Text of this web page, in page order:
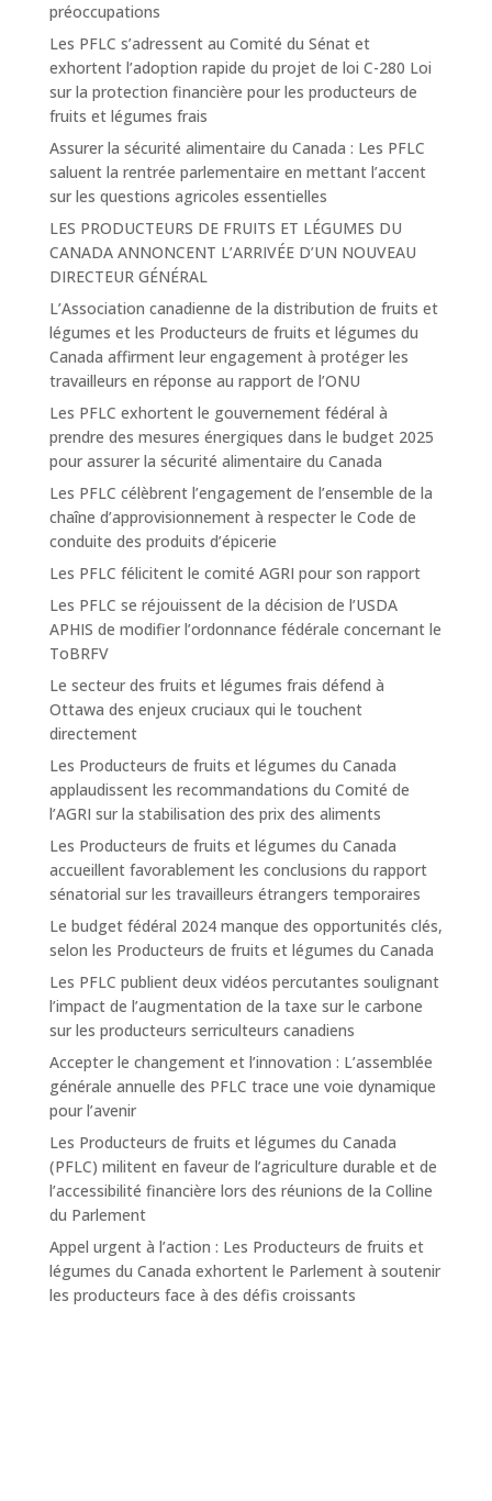
préoccupations
Les PFLC s’adressent au Comité du Sénat et
exhortent l’adoption rapide du projet de loi C-280 Loi
sur la protection financière pour les producteurs de
fruits et légumes frais
Assurer la sécurité alimentaire du Canada : Les PFLC
saluent la rentrée parlementaire en mettant l’accent
sur les questions agricoles essentielles
LES PRODUCTEURS DE FRUITS ET LÉGUMES DU
CANADA ANNONCENT L’ARRIVÉE D’UN NOUVEAU
DIRECTEUR GÉNÉRAL
L’Association canadienne de la distribution de fruits et
légumes et les Producteurs de fruits et légumes du
Canada affirment leur engagement à protéger les
travailleurs en réponse au rapport de l’ONU
Les PFLC exhortent le gouvernement fédéral à
prendre des mesures énergiques dans le budget 2025
pour assurer la sécurité alimentaire du Canada
Les PFLC célèbrent l’engagement de l’ensemble de la
chaîne d’approvisionnement à respecter le Code de
conduite des produits d’épicerie
Les PFLC félicitent le comité AGRI pour son rapport
Les PFLC se réjouissent de la décision de l’USDA
APHIS de modifier l’ordonnance fédérale concernant le
ToBRFV
Le secteur des fruits et légumes frais défend à
Ottawa des enjeux cruciaux qui le touchent
directement
Les Producteurs de fruits et légumes du Canada
applaudissent les recommandations du Comité de
l’AGRI sur la stabilisation des prix des aliments
Les Producteurs de fruits et légumes du Canada
accueillent favorablement les conclusions du rapport
sénatorial sur les travailleurs étrangers temporaires
Le budget fédéral 2024 manque des opportunités clés,
selon les Producteurs de fruits et légumes du Canada
Les PFLC publient deux vidéos percutantes soulignant
l’impact de l’augmentation de la taxe sur le carbone
sur les producteurs serriculteurs canadiens
Accepter le changement et l’innovation : L’assemblée
générale annuelle des PFLC trace une voie dynamique
pour l’avenir
Les Producteurs de fruits et légumes du Canada
(PFLC) militent en faveur de l’agriculture durable et de
l’accessibilité financière lors des réunions de la Colline
du Parlement
Appel urgent à l’action : Les Producteurs de fruits et
légumes du Canada exhortent le Parlement à soutenir
les producteurs face à des défis croissants